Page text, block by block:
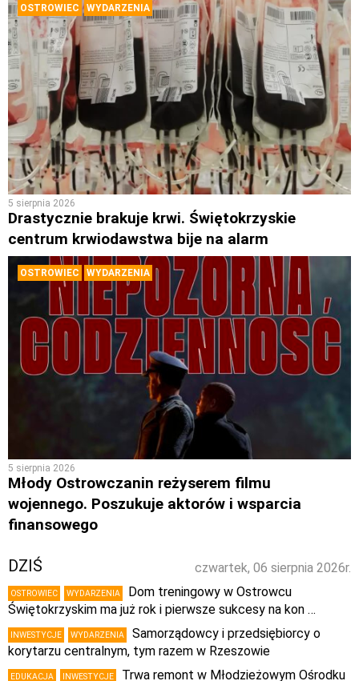
OSTROWIEC WYDARZENIA
5 sierpnia 2026
Drastycznie brakuje krwi. Świętokrzyskie
centrum krwiodawstwa bije na alarm
OSTROWIEC WYDARZENIA
5 sierpnia 2026
Młody Ostrowczanin reżyserem filmu
wojennego. Poszukuje aktorów i wsparcia
finansowego
czwartek, 06 sierpnia 2026r.
DZIŚ
OSTROWIEC WYDARZENIA
Dom treningowy w Ostrowcu
Świętokrzyskim ma już rok i pierwsze sukcesy na kon …
INWESTYCJE WYDARZENIA
Samorządowcy i przedsiębiorcy o
korytarzu centralnym, tym razem w Rzeszowie
EDUKACJA INWESTYCJE
Trwa remont w Młodzieżowym Ośrodku